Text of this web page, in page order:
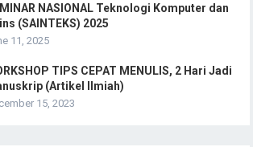
NASIONAL Teknologi Komputer dan
(SAINTEKS) 2025
11, 2025
TIPS CEPAT MENULIS, 2 Hari Jadi
(Artikel Ilmiah)
15, 2023